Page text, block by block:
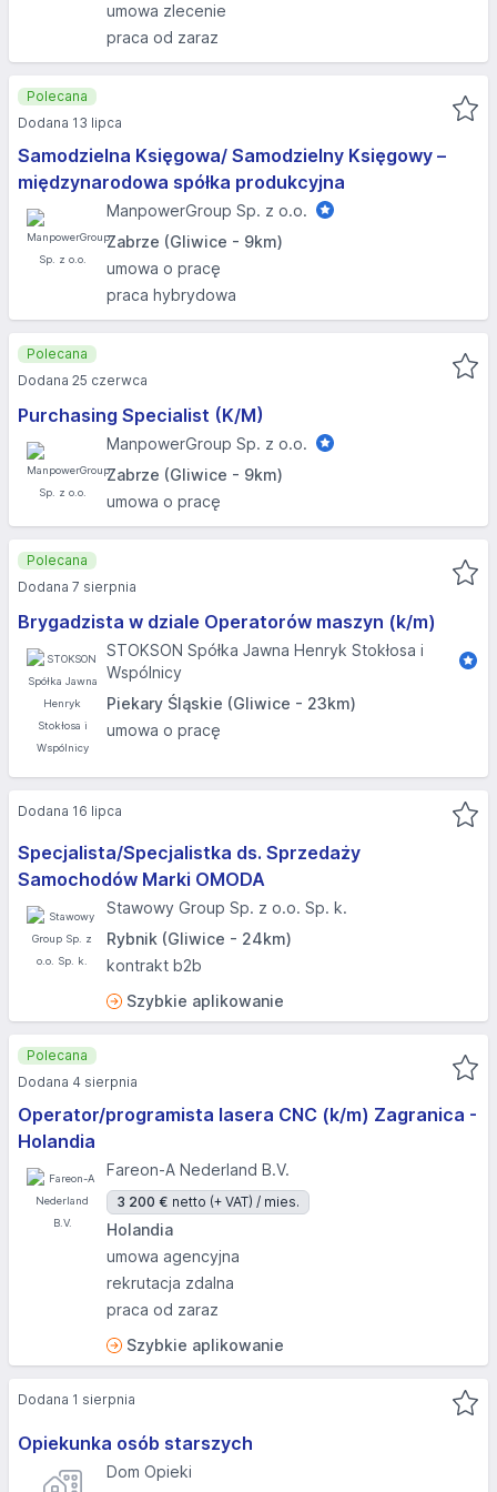
umowa zlecenie
praca od zaraz
Samodzielna Księgowa/ Samodzielny Księgowy –
międzynarodowa spółka produkcyjna
ManpowerGroup Sp. z o.o.
Zabrze (Gliwice - 9km)
umowa o pracę
praca hybrydowa
Polecana
Dodana 13 lipca
Purchasing Specialist (K/M)
ManpowerGroup Sp. z o.o.
Zabrze (Gliwice - 9km)
umowa o pracę
Polecana
Dodana 25 czerwca
Brygadzista w dziale Operatorów maszyn (k/m)
STOKSON Spółka Jawna Henryk Stokłosa i
Wspólnicy
Piekary Śląskie (Gliwice - 23km)
umowa o pracę
Polecana
Dodana 7 sierpnia
Specjalista/Specjalistka ds. Sprzedaży
Samochodów Marki OMODA
Stawowy Group Sp. z o.o. Sp. k.
Rybnik (Gliwice - 24km)
kontrakt b2b
Szybkie aplikowanie
Dodana 16 lipca
Operator/programista lasera CNC (k/m) Zagranica -
Holandia
Fareon-A Nederland B.V.
3 200 € netto (+ VAT) / mies.
Holandia
umowa agencyjna
rekrutacja zdalna
praca od zaraz
Szybkie aplikowanie
Polecana
Dodana 4 sierpnia
Opiekunka osób starszych
Dom Opieki
Dodana 1 sierpnia